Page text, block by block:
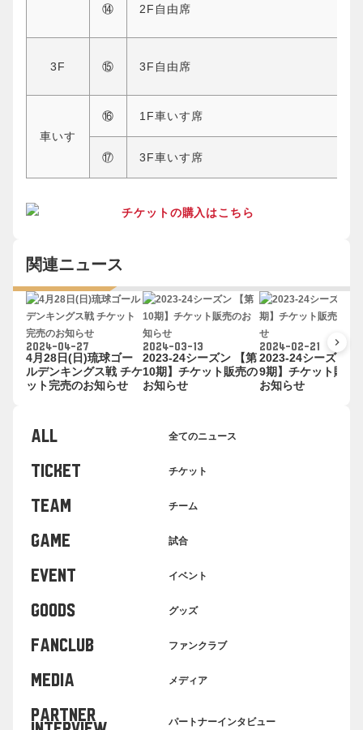
⑭ 2F自由席
3F ⑮ 3F自由席
車いす
⑯ 1F車いす席
⑰ 3F車いす席
関連ニュース
2024-04-27
4月28日(日)琉球ゴー
ルデンキングス戦 チケ
ット完売のお知らせ
2024-03-13
2023-24シーズン 【第
10期】チケット販売の
お知らせ
2024-02-21
2023-24シーズン
9期】チケット販売
お知らせ
keyboard_arrow_right
ALL 全てのニュース
TICKET チケット
TEAM チーム
GAME 試合
EVENT イベント
GOODS グッズ
FANCLUB ファンクラブ
MEDIA メディア
PARTNER パートナーインタビュー